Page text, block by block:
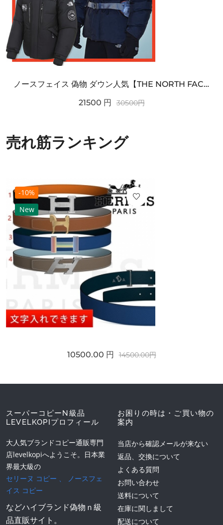
ノースフェイス 偽物 ダウン人気【THE NORTH FACE】M'S 7 SUMMIT HIM...
21500 円 30500円
売れ筋ランキング
-10%
New
10500.00 円 14500.00円
スーパーコピーN級品
LEVELKOPIプロフィール
大人気ブランドコピー通販専門
店levelkopiへようこそ。日本業
界最大級の
セリーヌ コピー 、
ノースフェ
イス コピー
などハイブランド偽物ｎ級
品直販サイト。
お困りの時は・ご買い物の
案内
当店から確認メールが来ない
返品、交換について
よくある質問
お問い合わせ
送料について
在庫に関しまして
配送について